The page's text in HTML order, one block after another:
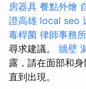
房器具 餐點外燴
證高雄 local seo
毒桿菌 律師事務所
尋求建議。 牆壁
露，請在面部和
直到出現。